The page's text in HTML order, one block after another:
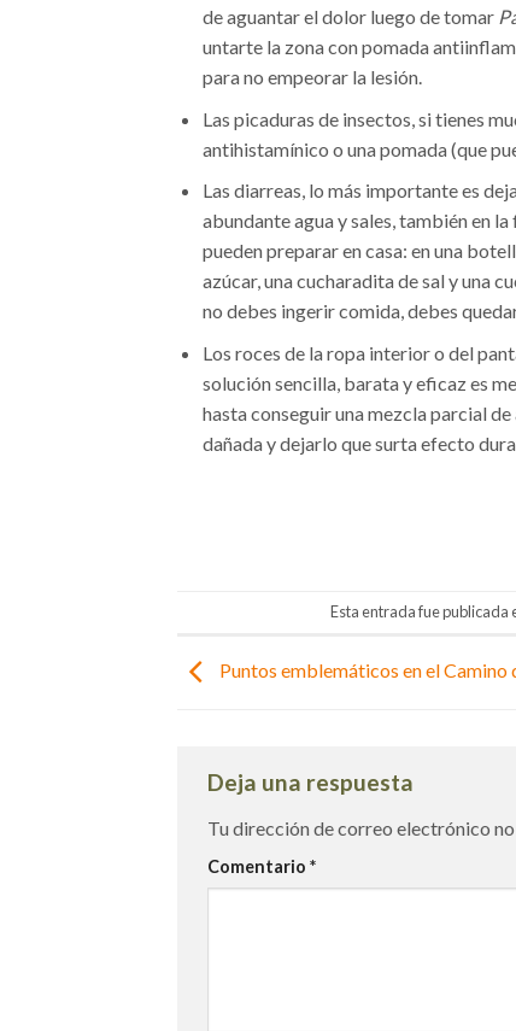
de aguantar el dolor luego de tomar
untarte la zona con pomada
para no empeorar la lesión.
Las picaduras de insectos, si tienes
antihistamínico o una pomada (que
Las diarreas, lo más importante es
abundante agua y sales, también en
pueden preparar en casa: en una
azúcar, una cucharadita de sal y una
no debes ingerir comida, debes
Los roces de la ropa interior o del
solución sencilla, barata y eficaz es
hasta conseguir una mezcla parcial
dañada y dejarlo que surta efecto
Esta entrada fue publicada
Puntos emblemáticos en el Camino
Deja una respuesta
Tu dirección de correo electrónico
Comentario *